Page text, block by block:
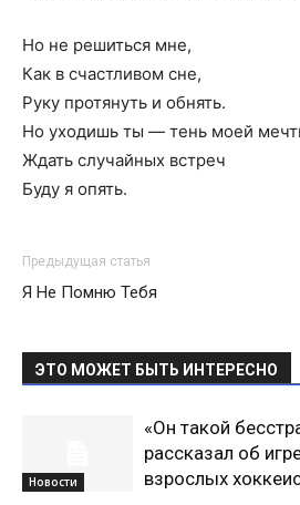
Но не решиться мне,
Как в счастливом сне,
Руку протянуть и обнять.
Но уходишь ты — тень моей
Ждать случайных встреч
Буду я опять.
Предыдущая статья
Я Не Помню Тебя
ЭТО МОЖЕТ БЫТЬ ИНТЕРЕСНО
Новости
«Он такой
рассказал об
взрослых